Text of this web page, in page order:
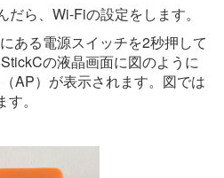
ら、Wi-Fiの設定をします。
ある電源スイッチを2秒押して
の液晶画面に図のように
AP）が表示されます。図では
。